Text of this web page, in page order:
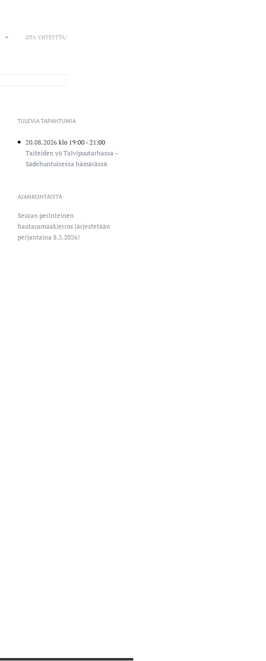
OTA YHTEYTTÄ!
TULEVIA TAPAHTUMIA
20.08.2026klo 19:00- 21:00
Taiteiden yö Talvipuutarhassa –
Sädehuntuisessa hämärässä
AJANKOHTAISTA
Seuran perinteinen
hautausmaakierros järjestetään
perjantaina 8.5.2026!